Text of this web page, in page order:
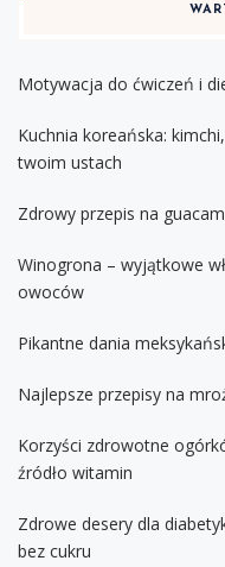
Motywacja do ćwiczeń i
Kuchnia koreańska:
twoim ustach
Zdrowy przepis na
Winogrona – wyjątkowe
owoców
Pikantne dania
Najlepsze przepisy na
Korzyści zdrowotne
źródło witamin
Zdrowe desery dla
bez cukru